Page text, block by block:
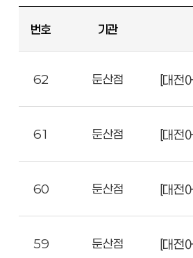
번호 기관
62 둔산점 [대전
61 둔산점 [대전
60 둔산점 [대전
59 둔산점 [대전